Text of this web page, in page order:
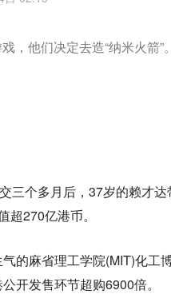
，他们决定去造“纳米火箭”。
三个多月后，37岁的赖才
超270亿港币。
的麻省理工学院(MIT)化
开发售环节超购6900倍。